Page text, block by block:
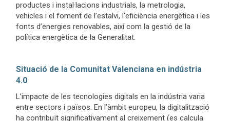
productes i instal·lacions industrials, la metrologia,
vehicles i el foment de l’estalvi, l’eficiència energètica i les
fonts d’energies renovables, així com la gestió de la
política energètica de la Generalitat.
Situació de la Comunitat Valenciana en indústria
4.0
L’impacte de les tecnologies digitals en la indústria varia
entre sectors i països. En l’àmbit europeu, la digitalització
ha contribuït significativament al creixement (es calcula